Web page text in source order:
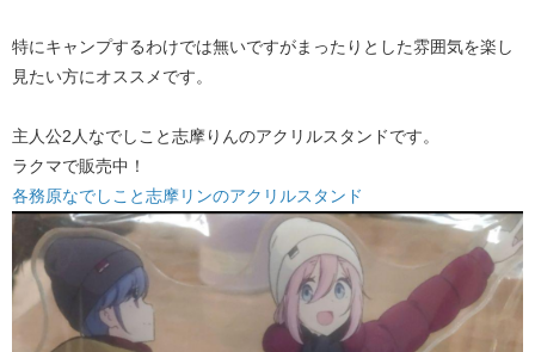
特にキャンプするわけでは無いですがまったりとした雰囲気を楽し
見たい方にオススメです。
主人公2人なでしこと志摩りんのアクリルスタンドです。
ラクマで販売中！
各務原なでしこと志摩リンのアクリルスタンド